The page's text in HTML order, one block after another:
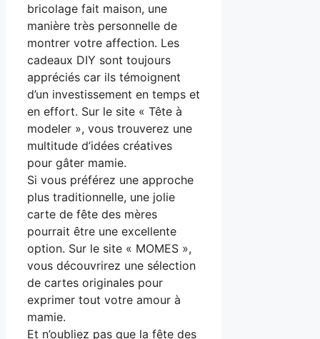
bricolage fait maison, une
manière très personnelle de
montrer votre affection. Les
cadeaux DIY sont toujours
appréciés car ils témoignent
d’un investissement en temps et
en effort. Sur le site « Tête à
modeler », vous trouverez une
multitude d’idées créatives
pour gâter mamie.
Si vous préférez une approche
plus traditionnelle, une jolie
carte de fête des mères
pourrait être une excellente
option. Sur le site « MOMES »,
vous découvrirez une sélection
de cartes originales pour
exprimer tout votre amour à
mamie.
Et n’oubliez pas que la fête des